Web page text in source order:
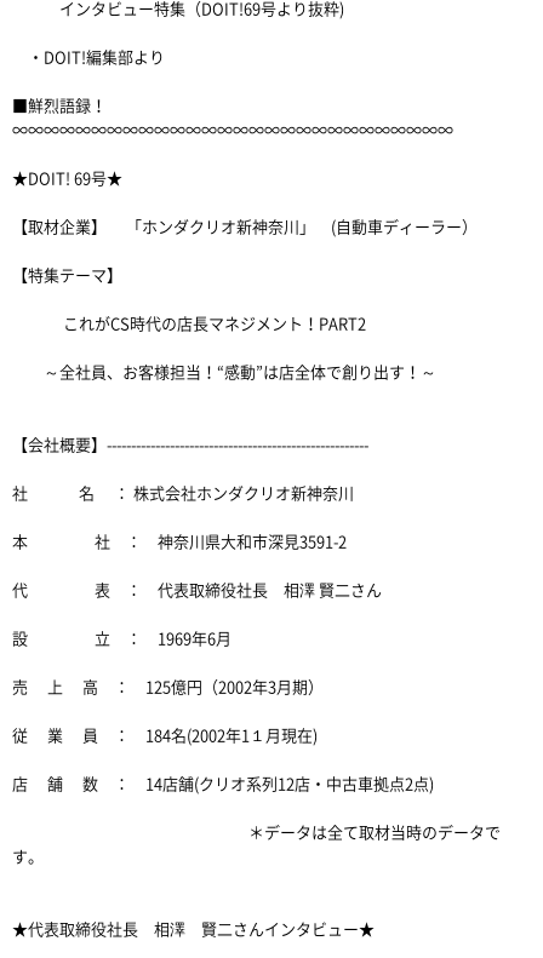
インタビュー特集（DOIT!69号より抜粋)
・DOIT!編集部より
■鮮烈語録！
∞∞∞∞∞∞∞∞∞∞∞∞∞∞∞∞∞∞∞∞∞∞∞∞∞∞∞∞
★DOIT! 69号★
【取材企業】 「ホンダクリオ新神奈川」 (自動車ディーラー）
【特集テーマ】
これがCS時代の店長マネジメント！PART2
～全社員、お客様担当！“感動”は店全体で創り出す！～
【会社概要】------------------------------------------------------
社 名 ： 株式会社ホンダクリオ新神奈川
本 社 ： 神奈川県大和市深見3591-2
代 表 ： 代表取締役社長 相澤 賢二さん
設 立 ： 1969年6月
売 上 高 ： 125億円（2002年3月期）
従 業 員 ： 184名(2002年1１月現在)
店 舗 数 ： 14店舗(クリオ系列12店・中古車拠点2点)
＊データは全て取材当時のデータで
す。
★代表取締役社長 相澤 賢二さんインタビュー★